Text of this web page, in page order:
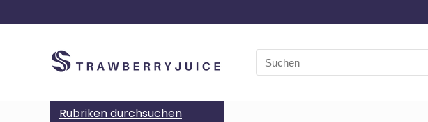
Search
for:
Rubriken durchsuchen